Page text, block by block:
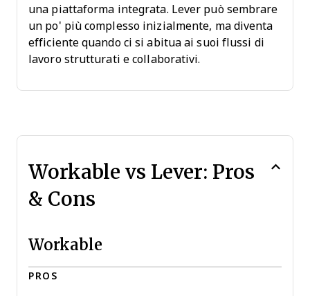
una piattaforma integrata. Lever può sembrare
un po' più complesso inizialmente, ma diventa
efficiente quando ci si abitua ai suoi flussi di
lavoro strutturati e collaborativi.
Workable vs Lever: Pros
& Cons
Workable
PROS